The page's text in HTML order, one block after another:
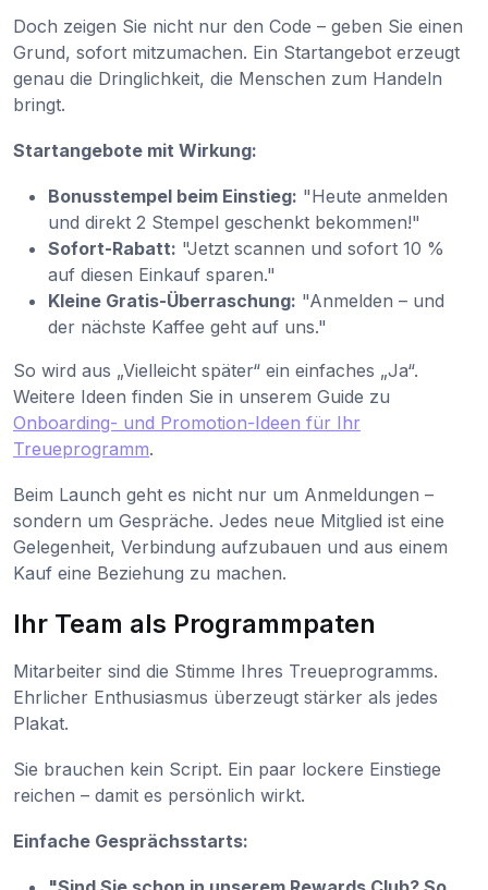
Doch zeigen Sie nicht nur den Code – geben Sie einen
Grund, sofort mitzumachen. Ein Startangebot erzeugt
genau die Dringlichkeit, die Menschen zum Handeln
bringt.
Startangebote mit Wirkung:
Bonusstempel beim Einstieg: "Heute anmelden
und direkt 2 Stempel geschenkt bekommen!"
Sofort-Rabatt: "Jetzt scannen und sofort 10 %
auf diesen Einkauf sparen."
Kleine Gratis-Überraschung: "Anmelden – und
der nächste Kaffee geht auf uns."
So wird aus „Vielleicht später“ ein einfaches „Ja“.
Weitere Ideen finden Sie in unserem Guide zu
Onboarding- und Promotion-Ideen für Ihr
Treueprogramm.
Beim Launch geht es nicht nur um Anmeldungen –
sondern um Gespräche. Jedes neue Mitglied ist eine
Gelegenheit, Verbindung aufzubauen und aus einem
Kauf eine Beziehung zu machen.
Ihr Team als Programmpaten
Mitarbeiter sind die Stimme Ihres Treueprogramms.
Ehrlicher Enthusiasmus überzeugt stärker als jedes
Plakat.
Sie brauchen kein Script. Ein paar lockere Einstiege
reichen – damit es persönlich wirkt.
Einfache Gesprächsstarts: